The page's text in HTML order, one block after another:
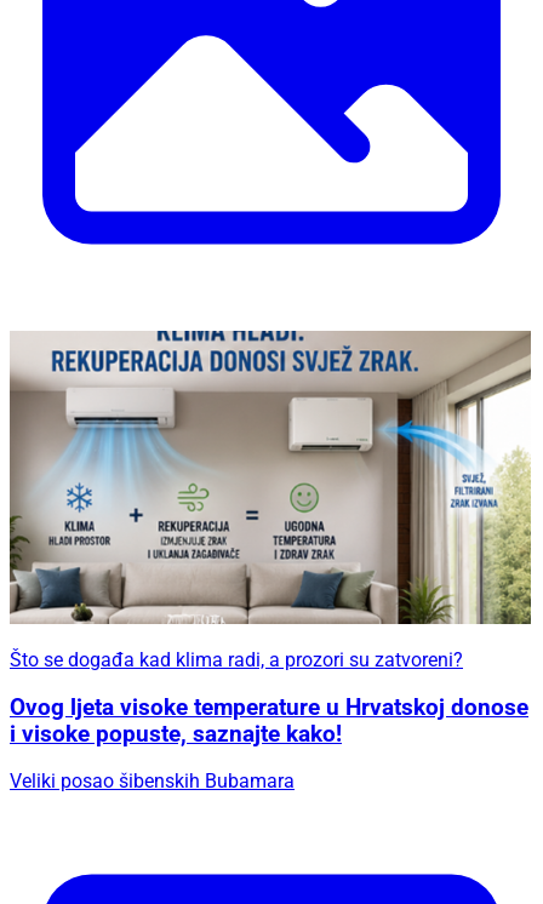
Što se događa kad klima radi, a prozori su zatvoreni?
Ovog ljeta visoke temperature u Hrvatskoj donose
i visoke popuste, saznajte kako!
Veliki posao šibenskih Bubamara